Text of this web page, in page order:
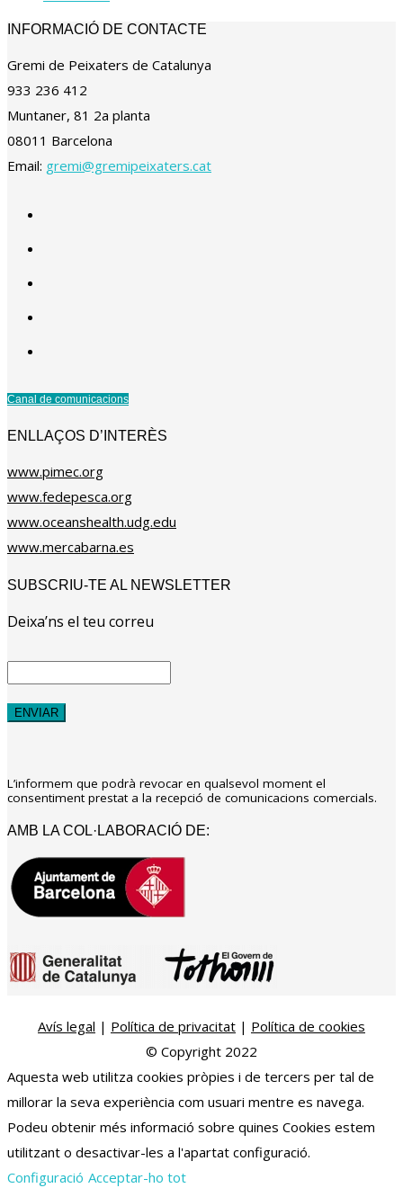
INFORMACIÓ DE CONTACTE
Gremi de Peixaters de Catalunya
933 236 412
Muntaner, 81 2a planta
08011 Barcelona
Email: gremi@gremipeixaters.cat
Canal de comunicacions
ENLLAÇOS D’INTERÈS
www.pimec.org
www.fedepesca.org
www.oceanshealth.udg.edu
www.mercabarna.es
SUBSCRIU-TE AL NEWSLETTER
Deixa’ns el teu correu
L’informem que podrà revocar en qualsevol moment el
consentiment prestat a la recepció de comunicacions comercials.
AMB LA COL·LABORACIÓ DE:
Avís legal | Política de privacitat | Política de cookies
© Copyright 2022
Aquesta web utilitza cookies pròpies i de tercers per tal de
millorar la seva experiència com usuari mentre es navega.
Podeu obtenir més informació sobre quines Cookies estem
utilitzant o desactivar-les a l'apartat configuració.
Configuració Acceptar-ho tot